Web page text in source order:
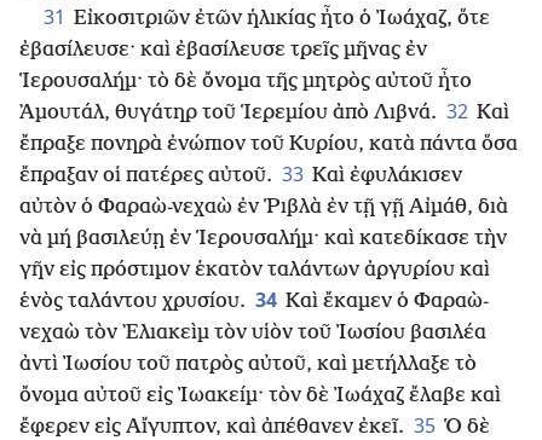
31 Εἰκοσιτριῶν ἐτῶν ἡλικίας ἦτο ὁ Ἰωάχαζ, ὅτε
ἐβασίλευσε· καὶ ἐβασίλευσε τρεῖς μῆνας ἐν
Ἱερουσαλήμ· τὸ δὲ ὄνομα τῆς μητρὸς αὐτοῦ ἦτο
᾿Αμουτάλ, θυγάτηρ τοῦ Ἱερεμίου ἀπὸ Λιβνά. 32 Καὶ
ἔπραξε πονηρὰ ἐνώπιον τοῦ Κυρίου, κατὰ πάντα ὅσα
ἔπραξαν οἱ πατέρες αὐτοῦ. 33 Καὶ ἐφυλάκισεν
αὐτὸν ὁ Φαραὼ-νεχαὼ ἐν Ῥιβλὰ ἐν τῇ γῇ Αἰμάθ, διὰ
νὰ μή βασιλεύῃ ἐν Ἱερουσαλήμ· καὶ κατεδίκασε τὴν
γῆν εἰς πρόστιμον ἑκατὸν ταλάντων ἀργυρίου καὶ
ἑνὸς ταλάντου χρυσίου. 34 Καὶ ἔκαμεν ὁ Φαραὼ-
νεχαὼ τὸν ᾿Ελιακεὶμ τὸν υἱὸν τοῦ Ἰωσίου βασιλέα
ἀντὶ Ἰωσίου τοῦ πατρὸς αὐτοῦ, καὶ μετήλλαξε τὸ
ὄνομα αὐτοῦ εἰς Ἰωακείμ· τὸν δὲ Ἰωάχαζ ἔλαβε καὶ
ἔφερεν εἰς Αἴγυπτον, καὶ ἀπέθανεν ἐκεῖ. 35 Ὁ δὲ